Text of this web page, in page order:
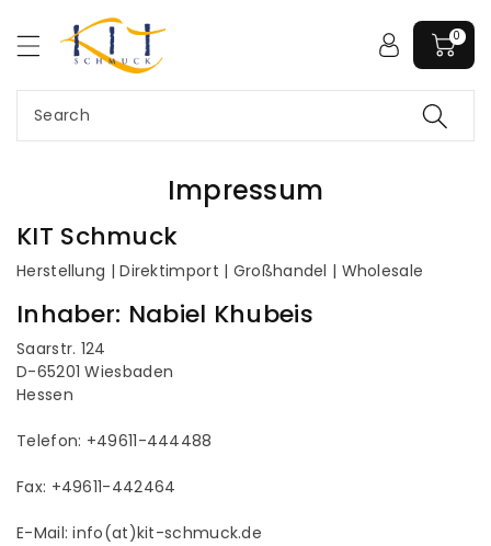
o
n
Search
0
Impressum
KIT Schmuck
Herstellung | Direktimport | Großhandel | Wholesale
Inhaber: Nabiel Khubeis
Saarstr. 124
D-65201 Wiesbaden
Hessen
Telefon: +49611-444488
Fax: +49611-442464
E-Mail: info(at)kit-schmuck.de